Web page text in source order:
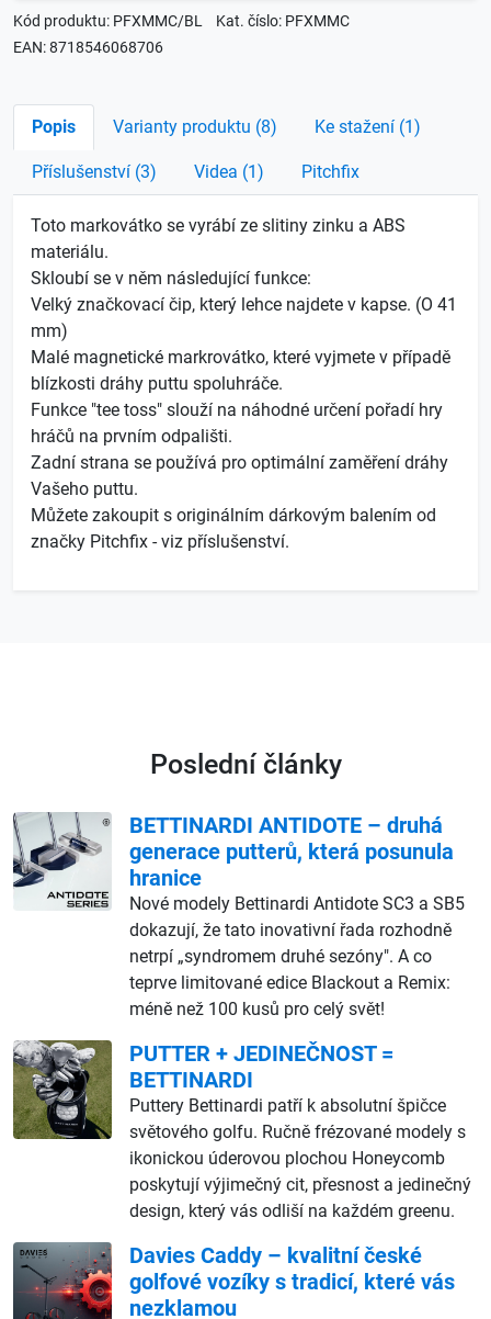
Kód produktu: PFXMMC/BL
Kat. číslo: PFXMMC
EAN: 8718546068706
Popis Varianty produktu (8) Ke stažení (1)
Příslušenství (3) Videa (1) Pitchfix
Toto markovátko se vyrábí ze slitiny zinku a ABS
materiálu.
Skloubí se v něm následující funkce:
Velký značkovací čip, který lehce najdete v kapse. (O 41
mm)
Malé magnetické markrovátko, které vyjmete v případě
blízkosti dráhy puttu spoluhráče.
Funkce "tee toss" slouží na náhodné určení pořadí hry
hráčů na prvním odpališti.
Zadní strana se používá pro optimální zaměření dráhy
Vašeho puttu.
Můžete zakoupit s originálním dárkovým balením od
značky Pitchfix - viz příslušenství.
Poslední články
BETTINARDI ANTIDOTE – druhá
generace putterů, která posunula
hranice
Nové modely Bettinardi Antidote SC3 a SB5
dokazují, že tato inovativní řada rozhodně
netrpí „syndromem druhé sezóny". A co
teprve limitované edice Blackout a Remix:
méně než 100 kusů pro celý svět!
PUTTER + JEDINEČNOST =
BETTINARDI
Puttery Bettinardi patří k absolutní špičce
světového golfu. Ručně frézované modely s
ikonickou úderovou plochou Honeycomb
poskytují výjimečný cit, přesnost a jedinečný
design, který vás odliší na každém greenu.
Davies Caddy – kvalitní české
golfové vozíky s tradicí, které vás
nezklamou